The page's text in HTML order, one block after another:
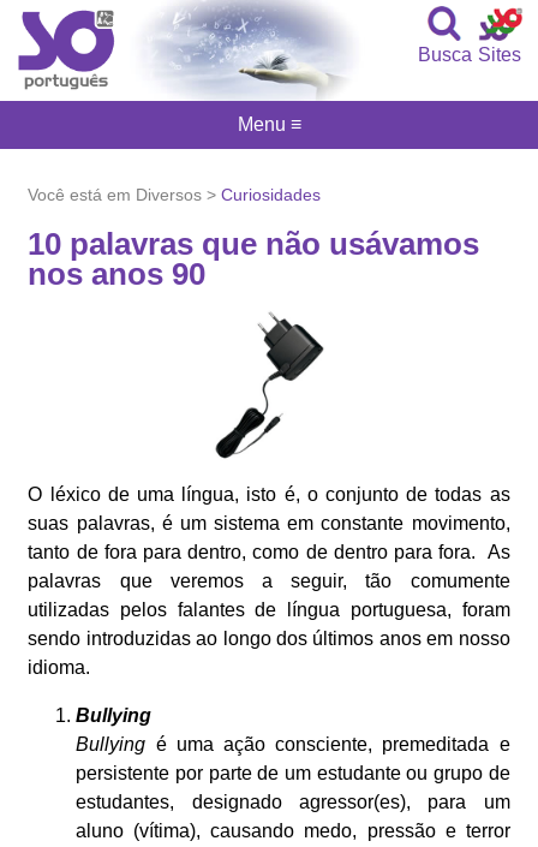
Sites
Busca
Você está em Diversos >Curiosidades
10 palavras que não usávamos
nos anos 90
O léxico de uma língua, isto é, o conjunto de todas as
suas palavras, é um sistema em constante movimento,
tanto de fora para dentro, como de dentro para fora. As
palavras que veremos a seguir, tão comumente
utilizadas pelos falantes de língua portuguesa, foram
sendo introduzidas ao longo dos últimos anos em nosso
idioma.
Bullying
Bullying é uma ação consciente, premeditada e
persistente por parte de um estudante ou grupo de
estudantes, designado agressor(es), para um
aluno (vítima), causando medo, pressão e terror